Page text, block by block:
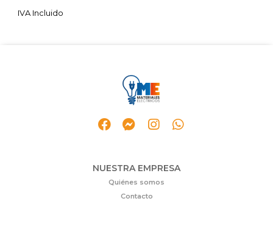
NUESTRA EMPRESA
Quiénes somos
Contacto